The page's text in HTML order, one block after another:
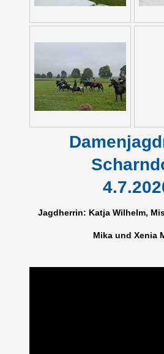
Jagdherrin: Katja Wilhelm,
Mika und Xenia